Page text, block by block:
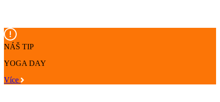
NÁŠ TIP
YOGA DAY
Více